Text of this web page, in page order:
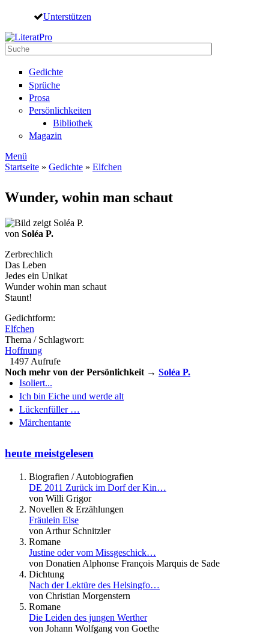
Direkt zum Inhalt
Unterstützen
Suche
Gedichte
Sprüche
Prosa
Persönlichkeiten
Bibliothek
Magazin
Menü
Startseite » Gedichte » Elfchen
Wunder, wohin man schaut
von Soléa P.
Zerbrechlich
Das Leben
Jedes ein Unikat
Wunder wohin man schaut
Staunt!
Gedichtform:
Elfchen
Thema / Schlagwort:
Hoffnung
1497 Aufrufe
Noch mehr von der Persönlichkeit → Soléa P.
Isoliert...
Ich bin Eiche und werde alt
Lückenfüller …
Märchentante
heute meistgelesen
Biografien / Autobiografien
DE 2011 Zurück im Dorf der Kin…
von Willi Grigor
Novellen & Erzählungen
Fräulein Else
von Arthur Schnitzler
Romane
Justine oder vom Missgeschick…
von Donatien Alphonse François Marquis de Sade
Dichtung
Nach der Lektüre des Helsingfo…
von Christian Morgenstern
Romane
Die Leiden des jungen Werther
von Johann Wolfgang von Goethe